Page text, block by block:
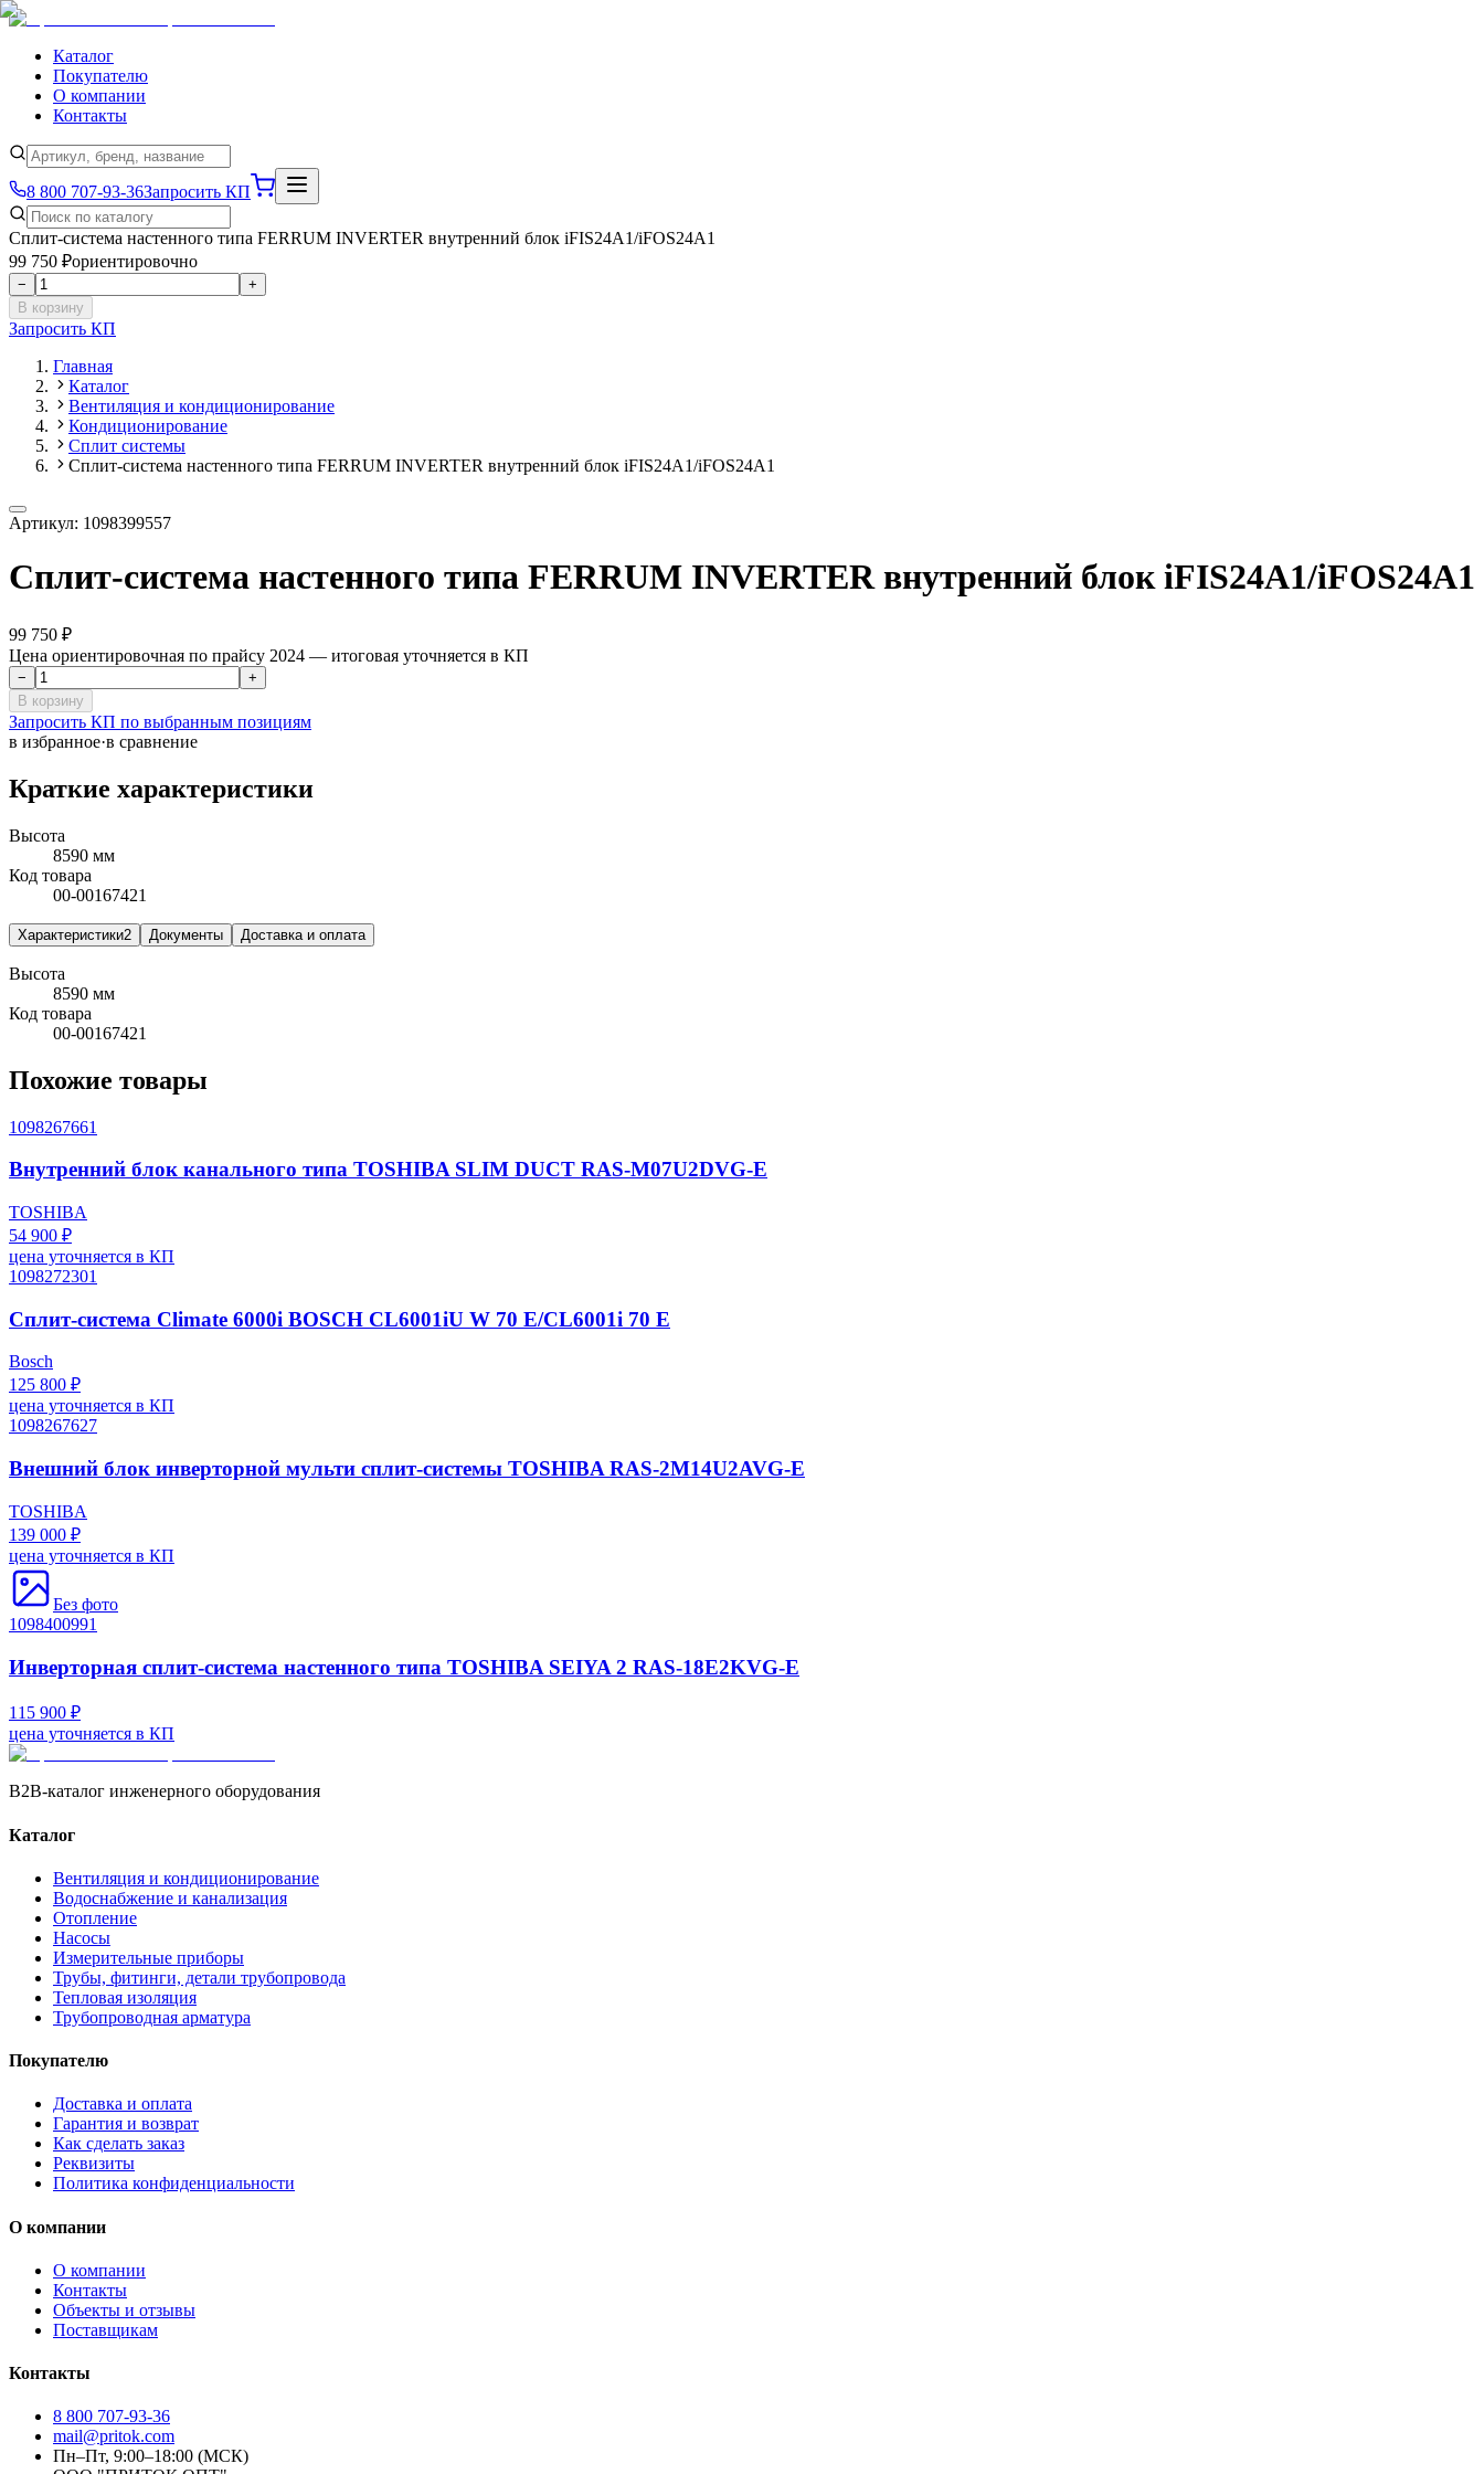
Каталог
Покупателю
О компании
Контакты
8 800 707-93-36Запросить КП
Сплит-система настенного типа FERRUM INVERTER внутренний блок iFIS24A1/iFOS24A1
99 750 ₽ориентировочно
−
+
В корзину
Запросить КП
Главная
Каталог
Вентиляция и кондиционирование
Кондиционирование
Сплит системы
Сплит-система настенного типа FERRUM INVERTER внутренний блок iFIS24A1/iFOS24A1
Артикул: 1098399557
Сплит-система настенного типа FERRUM INVERTER внутренний блок iFIS24A1/iFOS24A1
99 750 ₽
Цена ориентировочная по прайсу 2024 — итоговая уточняется в КП
−
+
В корзину
Запросить КП по выбранным позициям
в избранное·в сравнение
Краткие характеристики
Высота
8590 мм
Код товара
00-00167421
Характеристики2 Документы Доставка и оплата
Высота
8590 мм
Код товара
00-00167421
Похожие товары
1098267661
Внутренний блок канального типа TOSHIBA SLIM DUCT RAS-M07U2DVG-E
TOSHIBA
54 900 ₽
цена уточняется в КП
1098272301
Сплит-система Climate 6000i BOSCH CL6001iU W 70 E/CL6001i 70 E
Bosch
125 800 ₽
цена уточняется в КП
1098267627
Внешний блок инверторной мульти сплит-системы TOSHIBA RAS-2M14U2AVG-E
TOSHIBA
139 000 ₽
цена уточняется в КП
Без фото
1098400991
Инверторная сплит-система настенного типа TOSHIBA SEIYA 2 RAS-18E2KVG-E
115 900 ₽
цена уточняется в КП
B2B-каталог инженерного оборудования
Каталог
Вентиляция и кондиционирование
Водоснабжение и канализация
Отопление
Насосы
Измерительные приборы
Трубы, фитинги, детали трубопровода
Тепловая изоляция
Трубопроводная арматура
Покупателю
Доставка и оплата
Гарантия и возврат
Как сделать заказ
Реквизиты
Политика конфиденциальности
О компании
О компании
Контакты
Объекты и отзывы
Поставщикам
Контакты
8 800 707-93-36
mail@pritok.com
Пн–Пт, 9:00–18:00 (МСК)